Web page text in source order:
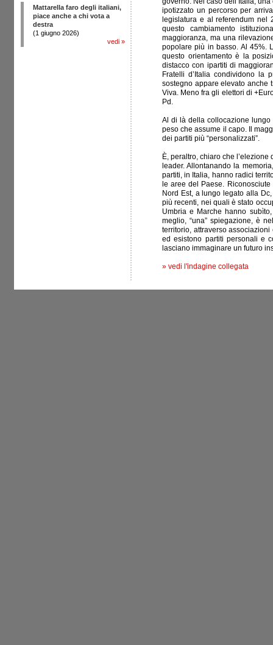
Mattarella faro degli italiani,
piace anche a chi vota a
destra
(1 giugno 2026)
vedi »
ipotizzato un percorso per
legislatura e al referendum nel
questo cambiamento
maggioranza, ma una
popolare più in basso. Al 45%.
questo orientamento è la
distacco con ipartiti di
Fratelli d’Italia condividono la
sostegno appare elevato anche
Viva. Meno fra gli elettori di
Pd.
Al di là della collocazione lungo
peso che assume il capo. Il
dei partiti più “personalizzati”.
È, peraltro, chiaro che
leader. Allontanando la
partiti, in Italia, hanno radici
le aree del Paese.
Nord Est, a lungo legato alla
più recenti, nei quali è stato
Umbria e Marche hanno
meglio, “una” spiegazione, è
territorio, attraverso
ed esistono partiti personali e
lasciano immaginare un futuro
» vedi l'indagine collegata